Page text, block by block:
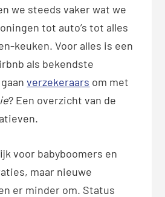
we steeds vaker wat we
tot auto’s tot alles
keuken. Voor alles is een
als bekendste
verzekeraars om met
? Een overzicht van de
voor babyboomers en
maar nieuwe
er minder om. Status